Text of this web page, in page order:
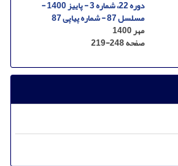
دوره 22، شماره 3 - پاییز 1400 -
مسلسل 87 - شماره پیاپی 87
مهر 1400
صفحه219-248